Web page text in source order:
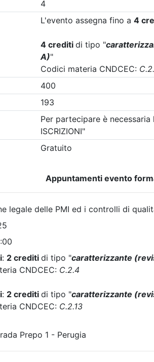
Commercialisti e degli
e Marche:
procedure e
cfp
dal 06/08/2026
al 13/10/2026
appartenenti all'Ordine
all'Ordine
E.C.
A pagamento
fino al
- Tutte